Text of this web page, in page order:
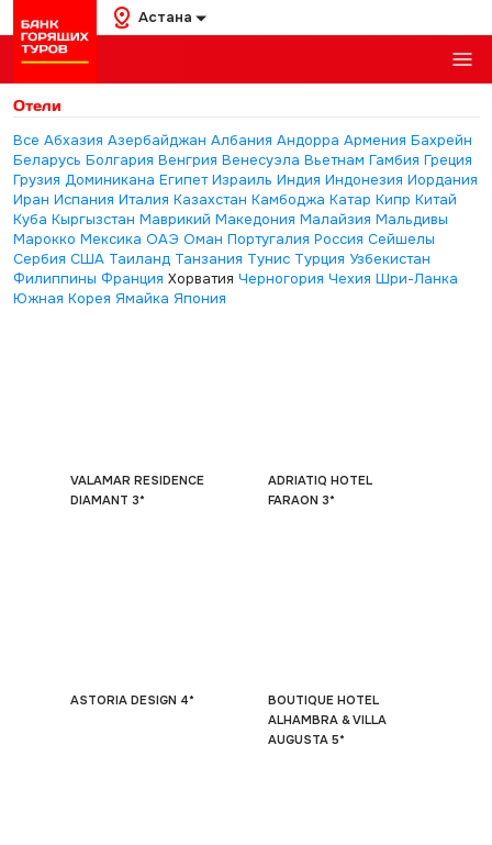
Астана
Отели
Все Абхазия Азербайджан Албания Андорра Армения Бахрейн
Беларусь Болгария Венгрия Венесуэла Вьетнам Гамбия Греция
Грузия Доминикана Египет Израиль Индия Индонезия Иордания
Иран Испания Италия Казахстан Камбоджа Катар Кипр Китай
Куба Кыргызстан Маврикий Македония Малайзия Мальдивы
Марокко Мексика ОАЭ Оман Португалия Россия Сейшелы
Сербия США Таиланд Танзания Тунис Турция Узбекистан
Филиппины Франция Хорватия Черногория Чехия Шри-Ланка
Южная Корея Ямайка Япония
VALAMAR RESIDENCE
DIAMANT 3*
ADRIATIQ HOTEL
FARAON 3*
ASTORIA DESIGN 4*
BOUTIQUE HOTEL
ALHAMBRA & VILLA
AUGUSTA 5*